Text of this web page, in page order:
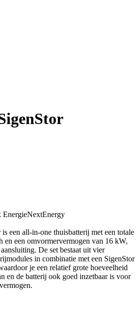
EnergieNextEnergy
een all-in-one thuisbatterij met een totale
en een omvormervermogen van 16 kW,
De set bestaat uit vier
in combinatie met een SigenStor
je een relatief grote hoeveelheid
en de batterij ook goed inzetbaar is voor